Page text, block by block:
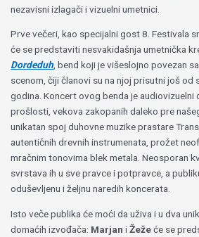
nezavisni izlagači i vizuelni umetnici.
Prve večeri, kao specijalni gost 8. Festivala
će se predstaviti nesvakidašnja umetnička
Dordeduh, bend koji je višeslojno povezan
scenom, čiji članovi su na njoj prisutni još od
godina. Koncert ovog benda je audiovizuelni
prošlosti, vekova zakopanih daleko pre
unikatan spoj duhovne muzike prastare
autentičnih drevnih instrumenata, prožet
mračnim tonovima blek metala. Neosporan
svrstava ih u sve pravce i potpravce, a
oduševljenu i željnu naredih koncerata.
Isto veče publika će moći da uživa i u dva
domaćih izvođača: MarjaniŽežeće se